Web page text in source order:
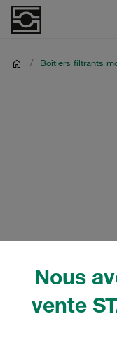
Nous
vente
/ Boîtiers filtrants